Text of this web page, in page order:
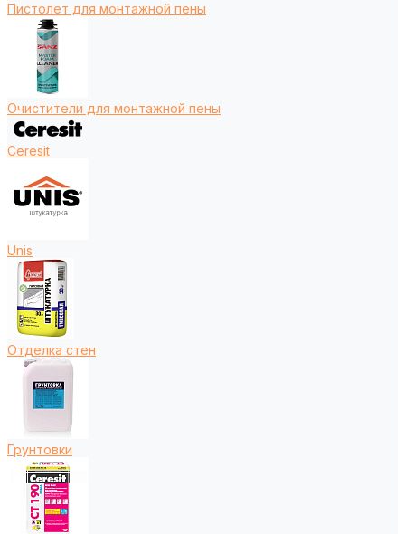
Пистолет для монтажной пены
Очистители для монтажной пены
Ceresit
Unis
Отделка стен
Грунтовки